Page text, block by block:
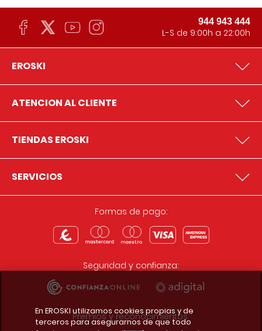
944 943 444
L-S de 9:00h a 22:00h
EROSKI
ATENCION AL CLIENTE
TIENDAS EROSKI
SERVICIOS
Formas de pago:
Seguridad y confianza:
Premios y reconocimientos:
En EROSKI utilizamos cookies propias y de
terceros para asegurarnos de que todo